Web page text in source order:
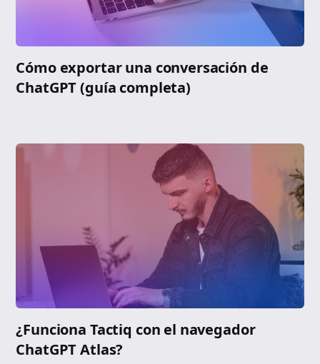
Cómo exportar una conversación de
ChatGPT (guía completa)
¿Funciona Tactiq con el navegador
ChatGPT Atlas?